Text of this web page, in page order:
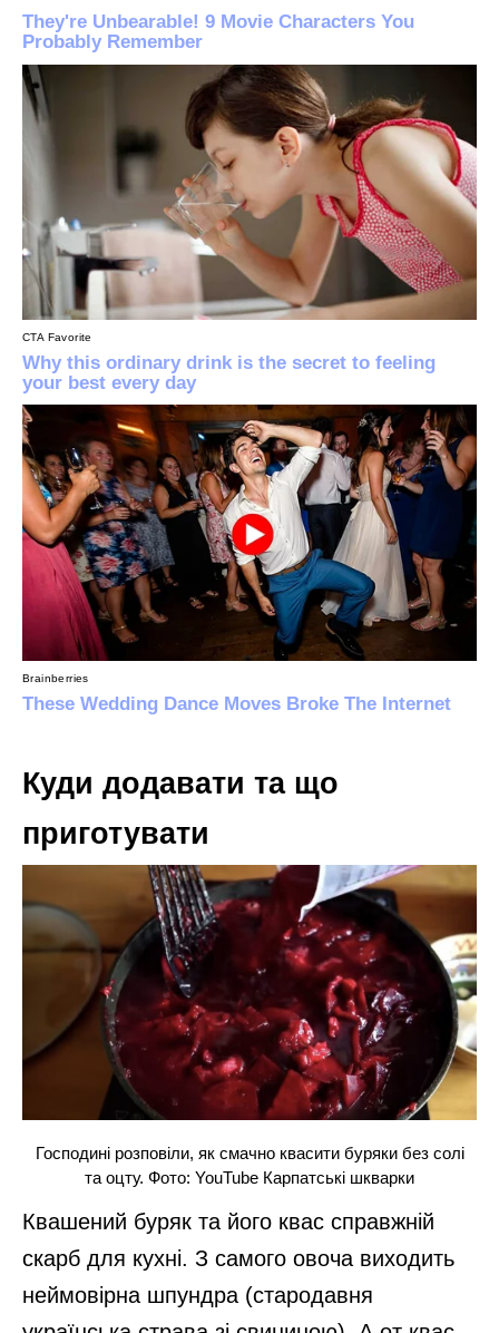
Куди додавати та що
приготувати
Господині розповіли, як смачно квасити буряки без солі
та оцту. Фото: YouTube Карпатські шкварки
Квашений буряк та його квас справжній
скарб для кухні. З самого овоча виходить
неймовірна шпундра (стародавня